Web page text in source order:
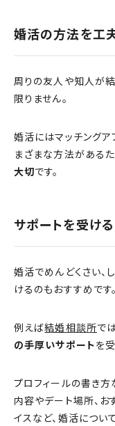
婚活の方法を工
周りの友人や知人が
限りません。
婚活にはマッチングア
まざまな方法があるた
大切です。
サポートを受ける
婚活でめんどくさい、
けるのもおすすめです。
例えば結婚相談所で
の手厚いサポートを
プロフィールの書き
内容やデート場所、お
イスなど、婚活につい